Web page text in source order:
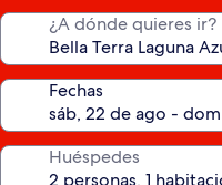
¿A dónde quieres ir?
Fechas
Huéspedes